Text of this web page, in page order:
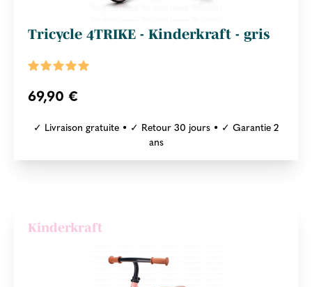
Tricycle 4TRIKE - Kinderkraft - gris
69,90 €
✓ Livraison gratuite • ✓ Retour 30 jours • ✓ Garantie 2
ans
Kinderkraft